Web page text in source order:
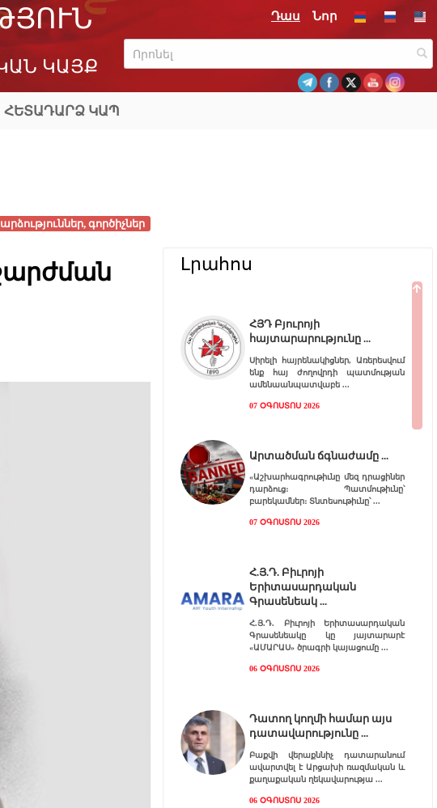
ԿԱՅՔ
ՀԵՏԱԴԱՐՁ ԿԱՊ
Դաս Նոր
գործիչներ
Լրահոս
ՀՅԴ Բյուրոյի
հայտարարությունը
Սիրելի հայրենակիցներ, Առերեսվում
ենք հայ ժողովրդի պատմության
ամենաանպատվաբե
07 ՕԳՈՍՏՈՍ 2026
Արտածման ճգնաժամը
«Աշխարհագրութիւնը մեզ դրացիներ
դարձուց։ Պատմութիւնը՝
բարեկամներ։ Տնտեսութիւնը՝
07 ՕԳՈՍՏՈՍ 2026
Հ.Յ.Դ. Բիւրոյի
Երիտասարդական
Գրասենեակ
Հ.Յ.Դ. Բիւրոյի Երիտասարդական
Գրասենեակը կը յայտարարէ
«ԱՄԱՐԱՍ» ծրագրի կայացումը
06 ՕԳՈՍՏՈՍ 2026
Դատող կողմի համար այս
դատավարությունը
Բաքվի վերաքննիչ դատարանում
ավարտվել է Արցախի ռազմական և
քաղաքական ղեկավարությա
06 ՕԳՈՍՏՈՍ 2026